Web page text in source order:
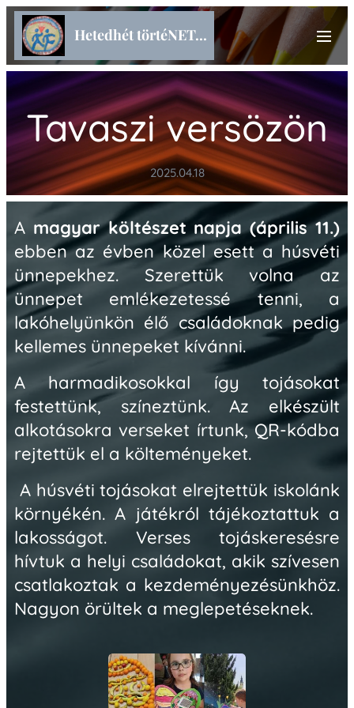
Hetedhét törtéNET...
Tavaszi versözön
2025.04.18
A magyar költészet napja (április 11.)
ebben az évben közel esett a húsvéti
ünnepekhez. Szerettük volna az
ünnepet emlékezetessé tenni, a
lakóhelyünkön élő családoknak pedig
kellemes ünnepeket kívánni.
A harmadikosokkal így tojásokat
festettünk, színeztünk. Az elkészült
alkotásokra verseket írtunk, QR-kódba
rejtettük el a költeményeket.
A húsvéti tojásokat elrejtettük iskolánk
környékén. A játékról tájékoztattuk a
lakosságot. Verses tojáskeresésre
hívtuk a helyi családokat, akik szívesen
csatlakoztak a kezdeményezésünkhöz.
Nagyon örültek a meglepetéseknek.